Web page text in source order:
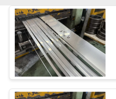
সাইট
ম্যাপ
PRIVACY
POLICY